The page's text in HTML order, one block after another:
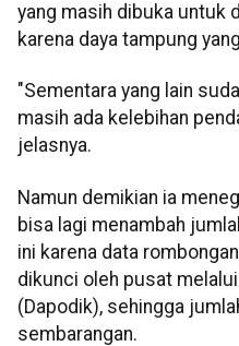
yang masih dibuka untuk
karena daya tampung
"Sementara yang lain
masih ada kelebihan
jelasnya.
Namun demikian ia
bisa lagi menambah
ini karena data
dikunci oleh pusat
(Dapodik), sehingga
sembarangan.